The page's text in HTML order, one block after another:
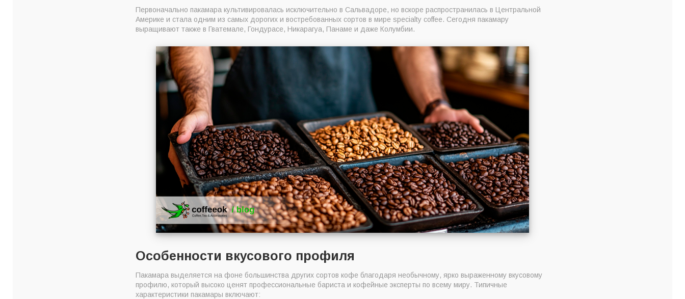
Первоначально пакамара культивировалась исключительно в Сальвадоре, но вскоре распространилась в Центральной
Америке и стала одним из самых дорогих и востребованных сортов в мире specialty coffee. Сегодня пакамару
выращивают также в Гватемале, Гондурасе, Никарагуа, Панаме и даже Колумбии.
Особенности вкусового профиля
Пакамара выделяется на фоне большинства других сортов кофе благодаря необычному, ярко выраженному вкусовому
профилю, который высоко ценят профессиональные бариста и кофейные эксперты по всему миру. Типичные
характеристики пакамары включают: